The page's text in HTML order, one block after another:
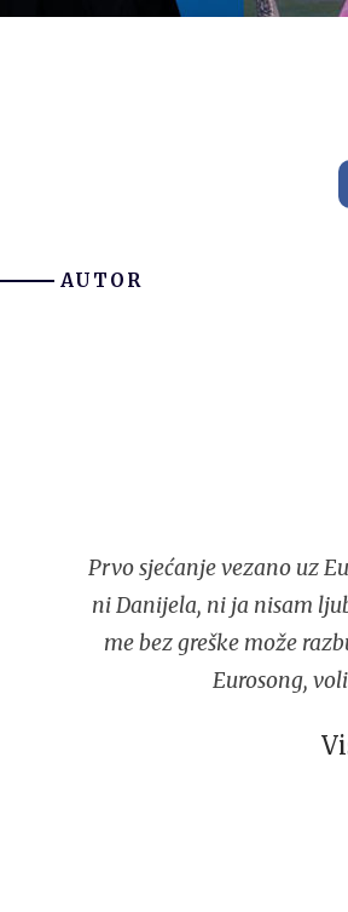
AUTOR
Prvo sjećanje vezano uz
ni Danijela, ni ja nisam
me bez greške može
Eurosong,